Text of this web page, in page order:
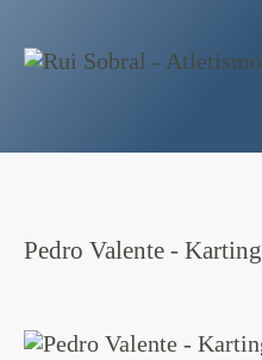
Pedro Valente - Karting